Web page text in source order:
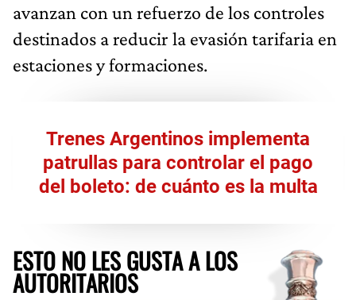
avanzan con un refuerzo de los controles
destinados a reducir la evasión tarifaria en
estaciones y formaciones.
Trenes Argentinos implementa
patrullas para controlar el pago
del boleto: de cuánto es la multa
ESTO NO LES GUSTA A LOS
AUTORITARIOS